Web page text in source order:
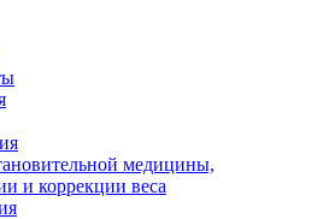
медицины,
и коррекции веса